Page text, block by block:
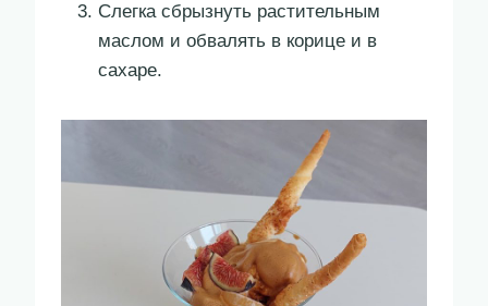
Слегка сбрызнуть растительным
маслом и обвалять в корице и в
сахаре.